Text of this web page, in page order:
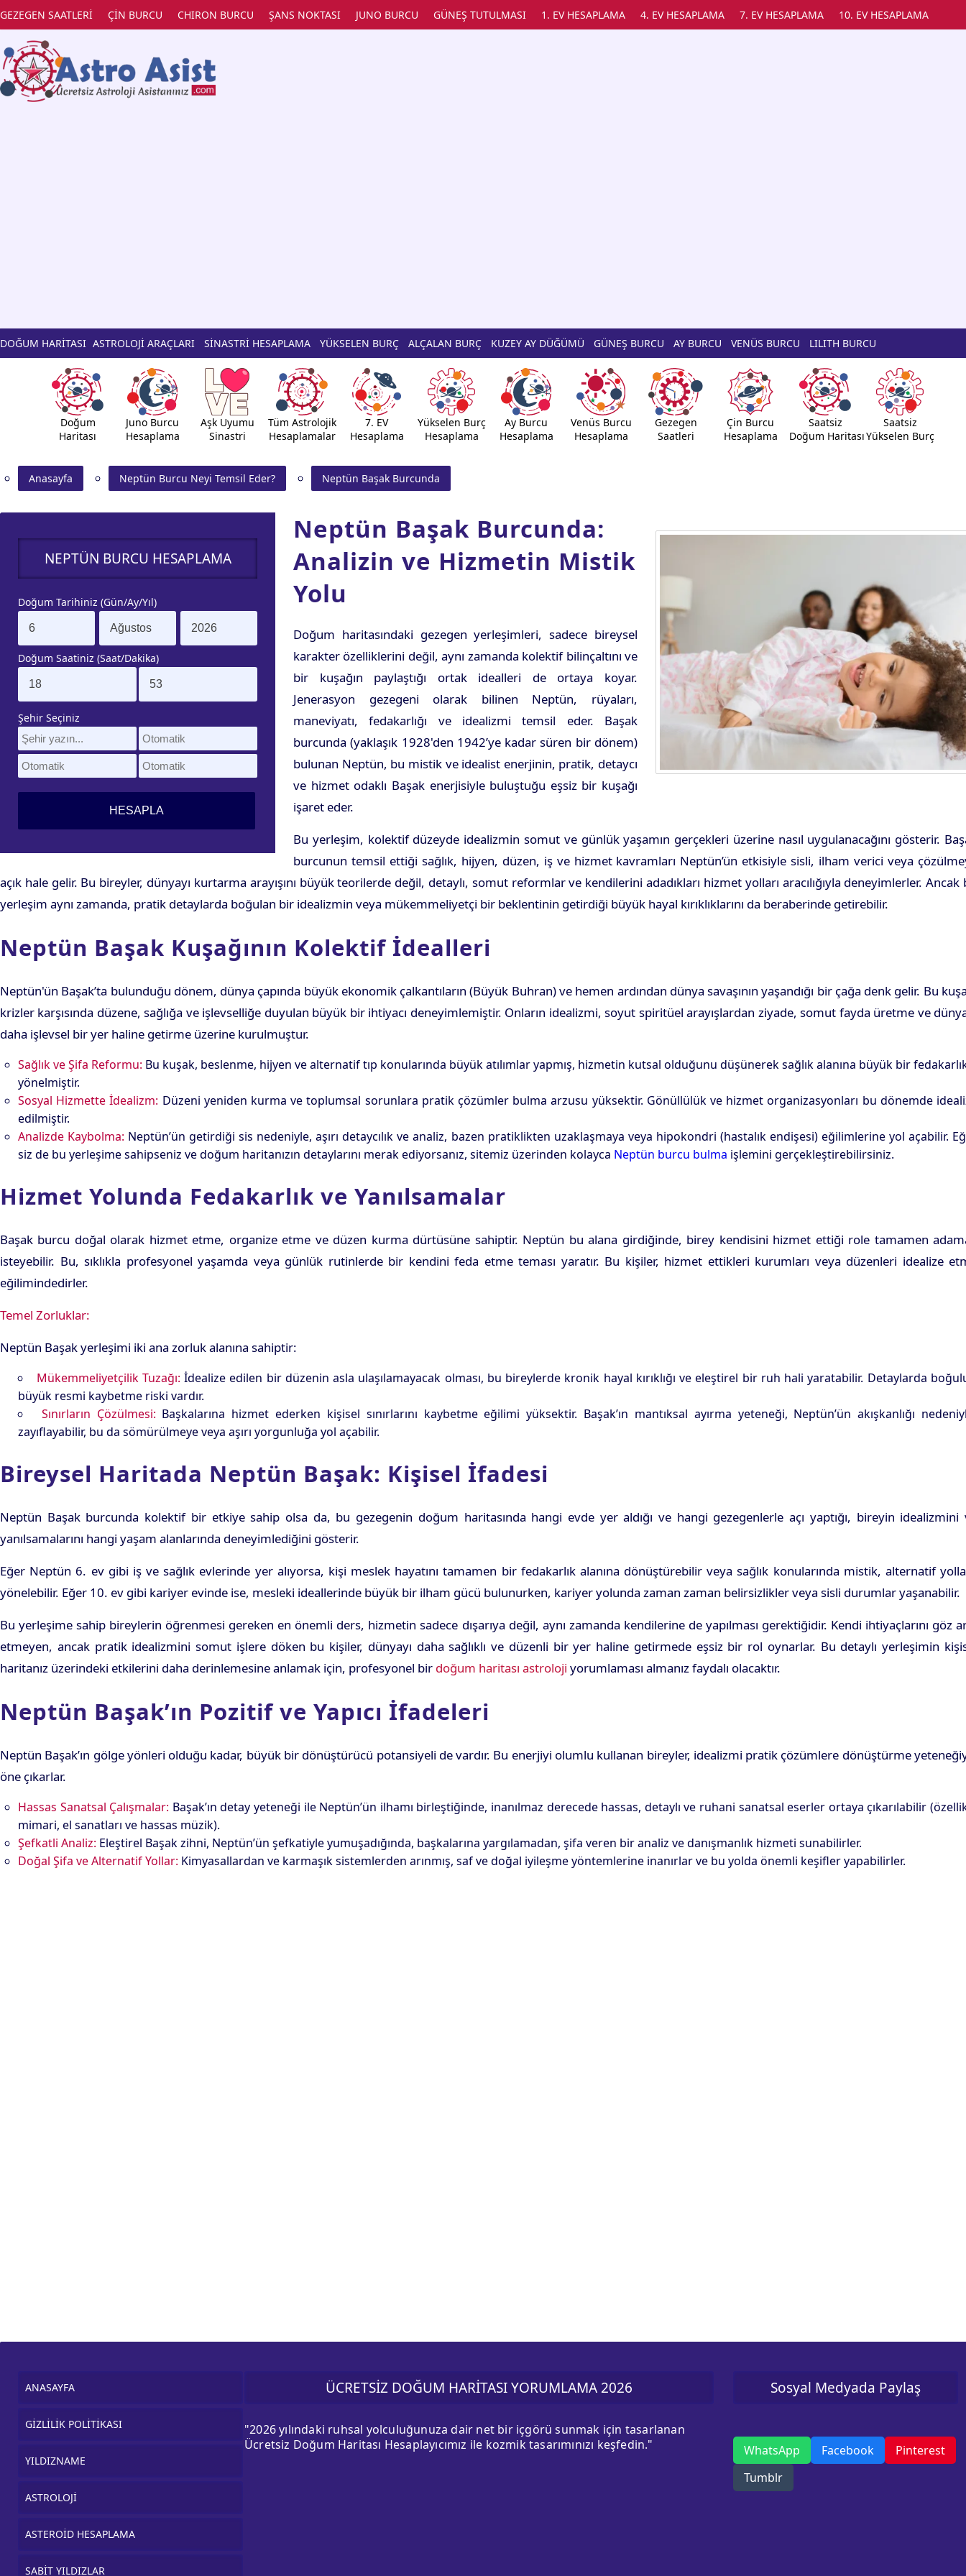
GEZEGEN SAATLERİ ÇİN BURCU CHIRON BURCU ŞANS NOKTASI JUNO BURCU GÜNEŞ TUTULMASI 1. EV HESAPLAMA 4. EV HESAPLAMA 7. EV HESAPLAMA 10. EV HESAPLAMA
DOĞUM HARİTASI ASTROLOJİ ARAÇLARI SİNASTRİ HESAPLAMA YÜKSELEN BURÇ ALÇALAN BURÇ KUZEY AY DÜĞÜMÜ GÜNEŞ BURCU AY BURCU VENÜS BURCU LILITH BURCU
Doğum
Haritası
Juno Burcu
Hesaplama
Aşk Uyumu
Sinastri
Tüm Astrolojik
Hesaplamalar
7. EV
Hesaplama
Yükselen Burç
Hesaplama
Ay Burcu
Hesaplama
Venüs Burcu
Hesaplama
Gezegen
Saatleri
Çin Burcu
Hesaplama
Saatsiz
Doğum Haritası
Saatsiz
Yükselen Burç
Anasayfa Neptün Burcu Neyi Temsil Eder? Neptün Başak Burcunda
NEPTÜN BURCU HESAPLAMA
Doğum Tarihiniz (Gün/Ay/Yıl)
Doğum Saatiniz (Saat/Dakika)
Şehir Seçiniz
Neptün Başak Burcunda:
Analizin ve Hizmetin Mistik
Yolu
Doğum haritasındaki gezegen yerleşimleri, sadece bireysel
karakter özelliklerini değil, aynı zamanda kolektif bilinçaltını ve
bir kuşağın paylaştığı ortak idealleri de ortaya koyar.
Jenerasyon gezegeni olarak bilinen Neptün, rüyaları,
maneviyatı, fedakarlığı ve idealizmi temsil eder. Başak
burcunda (yaklaşık 1928'den 1942’ye kadar süren bir dönem)
bulunan Neptün, bu mistik ve idealist enerjinin, pratik, detaycı
ve hizmet odaklı Başak enerjisiyle buluştuğu eşsiz bir kuşağı
işaret eder.
Bu yerleşim, kolektif düzeyde idealizmin somut ve günlük yaşamın gerçekleri üzerine nasıl uygulanacağını gösterir.
burcunun temsil ettiği sağlık, hijyen, düzen, iş ve hizmet kavramları Neptün’ün etkisiyle sisli, ilham verici veya
açık hale gelir. Bu bireyler, dünyayı kurtarma arayışını büyük teorilerde değil, detaylı, somut reformlar ve kendilerini adadıkları hizmet yolları aracılığıyla deneyimlerler. Ancak
yerleşim aynı zamanda, pratik detaylarda boğulan bir idealizmin veya mükemmeliyetçi bir beklentinin getirdiği büyük hayal kırıklıklarını da beraberinde getirebilir.
Neptün Başak Kuşağının Kolektif İdealleri
Neptün'ün Başak’ta bulunduğu dönem, dünya çapında büyük ekonomik çalkantıların (Büyük Buhran) ve hemen ardından dünya savaşının yaşandığı bir çağa denk gelir. Bu
krizler karşısında düzene, sağlığa ve işlevselliğe duyulan büyük bir ihtiyacı deneyimlemiştir. Onların idealizmi, soyut spiritüel arayışlardan ziyade, somut fayda üretme ve
daha işlevsel bir yer haline getirme üzerine kurulmuştur.
Sağlık ve Şifa Reformu: Bu kuşak, beslenme, hijyen ve alternatif tıp konularında büyük atılımlar yapmış, hizmetin kutsal olduğunu düşünerek sağlık alanına büyük bir
yönelmiştir.
Sosyal Hizmette İdealizm: Düzeni yeniden kurma ve toplumsal sorunlara pratik çözümler bulma arzusu yüksektir. Gönüllülük ve hizmet organizasyonları bu dönemde
edilmiştir.
Analizde Kaybolma: Neptün’ün getirdiği sis nedeniyle, aşırı detaycılık ve analiz, bazen pratiklikten uzaklaşmaya veya hipokondri (hastalık endişesi) eğilimlerine yol açabilir.
siz de bu yerleşime sahipseniz ve doğum haritanızın detaylarını merak ediyorsanız, sitemiz üzerinden kolayca Neptün burcu bulma işlemini gerçekleştirebilirsiniz.
Hizmet Yolunda Fedakarlık ve Yanılsamalar
Başak burcu doğal olarak hizmet etme, organize etme ve düzen kurma dürtüsüne sahiptir. Neptün bu alana girdiğinde, birey kendisini hizmet ettiği role tamamen
isteyebilir. Bu, sıklıkla profesyonel yaşamda veya günlük rutinlerde bir kendini feda etme teması yaratır. Bu kişiler, hizmet ettikleri kurumları veya düzenleri idealize
eğilimindedirler.
Temel Zorluklar:
Neptün Başak yerleşimi iki ana zorluk alanına sahiptir:
Mükemmeliyetçilik Tuzağı: İdealize edilen bir düzenin asla ulaşılamayacak olması, bu bireylerde kronik hayal kırıklığı ve eleştirel bir ruh hali yaratabilir. Detaylarda
büyük resmi kaybetme riski vardır.
Sınırların Çözülmesi: Başkalarına hizmet ederken kişisel sınırlarını kaybetme eğilimi yüksektir. Başak’ın mantıksal ayırma yeteneği, Neptün’ün akışkanlığı
zayıflayabilir, bu da sömürülmeye veya aşırı yorgunluğa yol açabilir.
Bireysel Haritada Neptün Başak: Kişisel İfadesi
Neptün Başak burcunda kolektif bir etkiye sahip olsa da, bu gezegenin doğum haritasında hangi evde yer aldığı ve hangi gezegenlerle açı yaptığı, bireyin idealizmini
yanılsamalarını hangi yaşam alanlarında deneyimlediğini gösterir.
Eğer Neptün 6. ev gibi iş ve sağlık evlerinde yer alıyorsa, kişi meslek hayatını tamamen bir fedakarlık alanına dönüştürebilir veya sağlık konularında mistik, alternatif
yönelebilir. Eğer 10. ev gibi kariyer evinde ise, mesleki ideallerinde büyük bir ilham gücü bulunurken, kariyer yolunda zaman zaman belirsizlikler veya sisli durumlar yaşanabilir.
Bu yerleşime sahip bireylerin öğrenmesi gereken en önemli ders, hizmetin sadece dışarıya değil, aynı zamanda kendilerine de yapılması gerektiğidir. Kendi ihtiyaçlarını göz
etmeyen, ancak pratik idealizmini somut işlere döken bu kişiler, dünyayı daha sağlıklı ve düzenli bir yer haline getirmede eşsiz bir rol oynarlar. Bu detaylı yerleşimin
haritanız üzerindeki etkilerini daha derinlemesine anlamak için, profesyonel bir doğum haritası astroloji yorumlaması almanız faydalı olacaktır.
Neptün Başak’ın Pozitif ve Yapıcı İfadeleri
Neptün Başak’ın gölge yönleri olduğu kadar, büyük bir dönüştürücü potansiyeli de vardır. Bu enerjiyi olumlu kullanan bireyler, idealizmi pratik çözümlere dönüştürme
öne çıkarlar.
Hassas Sanatsal Çalışmalar: Başak’ın detay yeteneği ile Neptün’ün ilhamı birleştiğinde, inanılmaz derecede hassas, detaylı ve ruhani sanatsal eserler ortaya çıkarılabilir
mimari, el sanatları ve hassas müzik).
Şefkatli Analiz: Eleştirel Başak zihni, Neptün’ün şefkatiyle yumuşadığında, başkalarına yargılamadan, şifa veren bir analiz ve danışmanlık hizmeti sunabilirler.
Doğal Şifa ve Alternatif Yollar: Kimyasallardan ve karmaşık sistemlerden arınmış, saf ve doğal iyileşme yöntemlerine inanırlar ve bu yolda önemli keşifler yapabilirler.
ANASAYFA
GİZLİLİK POLİTİKASI
YILDIZNAME
ASTROLOJİ
ASTEROİD HESAPLAMA
SABİT YILDIZLAR
ÜCRETSİZ DOĞUM HARİTASI YORUMLAMA 2026
"2026 yılındaki ruhsal yolculuğunuza dair net bir içgörü sunmak için tasarlanan
Ücretsiz Doğum Haritası Hesaplayıcımız ile kozmik tasarımınızı keşfedin."
Sosyal Medyada Paylaş
WhatsApp Facebook
Pinterest
Tumblr